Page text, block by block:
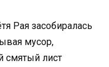
Рая засобиралась
мусор,
смятый лист